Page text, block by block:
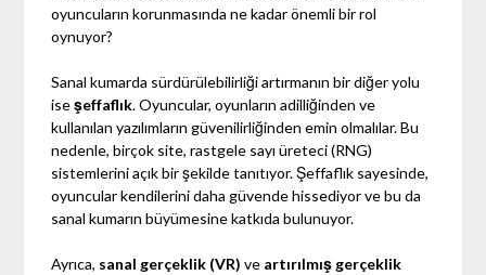
oyuncuların korunmasında ne kadar önemli bir rol
oynuyor?
Sanal kumarda sürdürülebilirliği artırmanın bir diğer yolu
iseşeffaflık. Oyuncular, oyunların adilliğinden ve
kullanılan yazılımların güvenilirliğinden emin olmalılar. Bu
nedenle, birçok site, rastgele sayı üreteci (RNG)
sistemlerini açık bir şekilde tanıtıyor. Şeffaflık sayesinde,
oyuncular kendilerini daha güvende hissediyor ve bu da
sanal kumarın büyümesine katkıda bulunuyor.
Ayrıca, sanal gerçeklik (VR) ve artırılmış gerçeklik